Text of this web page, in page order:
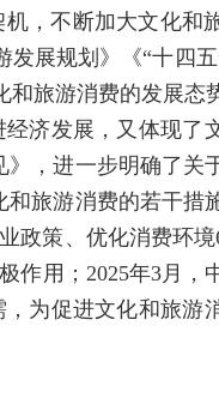
，不断加大文化和
展规划》《“十四
和旅游消费的发展态
济发展，又体现了
，进一步明确了关
旅游消费的若干措
政策、优化消费环
作用；2025年3月，
为促进文化和旅游